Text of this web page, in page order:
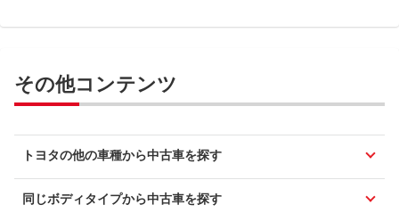
その他コンテンツ
トヨタの他の車種から中古車を探す
同じボディタイプから中古車を探す